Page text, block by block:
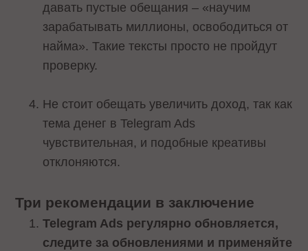
давать пустые обещания – «научим
зарабатывать миллионы, освободиться от
найма». Такие тексты просто не пройдут
проверку.
Не стоит обещать увеличить доход, так как
тема денег в Telegram Ads
чувствительная, и подобные креативы
отклоняются.
Три рекомендации в заключение
Telegram Ads регулярно обновляется,
следите за обновлениями и применяйте